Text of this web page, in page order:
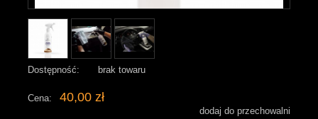
Dostępność: brak towaru
Cena: 40,00 zł
dodaj do przechowalni